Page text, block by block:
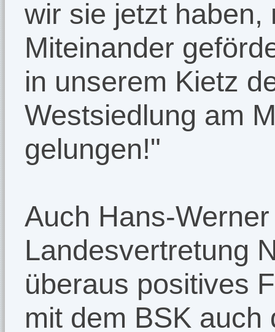
wir sie jetzt haben,
Miteinander
in unserem Kietz
Westsiedlung am
gelungen!"
Auch Hans-
Landesvertretung
überaus positives
mit dem BSK auch